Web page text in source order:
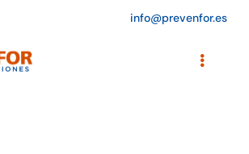
info@prevenfor.es
Toggle